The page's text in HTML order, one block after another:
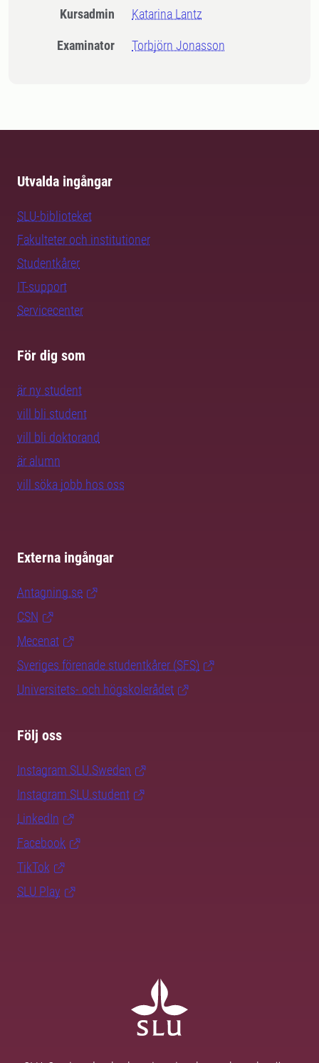
Kursadmin Katarina Lantz
Examinator Torbjörn Jonasson
Utvalda ingångar
SLU-biblioteket
Fakulteter och institutioner
Studentkårer
IT-support
Servicecenter
För dig som
är ny student
vill bli student
vill bli doktorand
är alumn
vill söka jobb hos oss
Externa ingångar
Antagning.se
CSN
Mecenat
Sveriges förenade studentkårer (SFS)
Universitets- och högskolerådet
Följ oss
Instagram SLU.Sweden
Instagram SLU.student
LinkedIn
Facebook
TikTok
SLU Play